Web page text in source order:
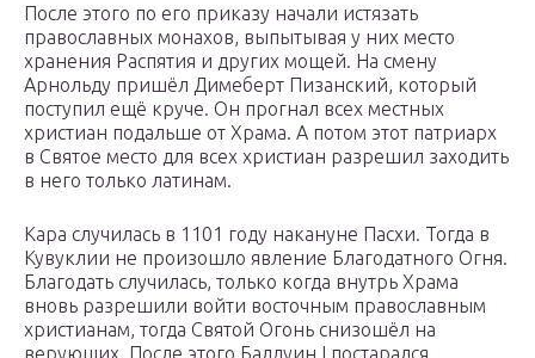
После этого по его приказу начали истязать
православных монахов, выпытывая у них место
хранения Распятия и других мощей. На смену
Арнольду пришёл Димеберт Пизанский, который
поступил ещё круче. Он прогнал всех местных
христиан подальше от Храма. А потом этот патриарх
в Святое место для всех христиан разрешил заходить
в него только латинам.
Кара случилась в 1101 году накануне Пасхи. Тогда в
Кувуклии не произошло явление Благодатного Огня.
Благодать случилась, только когда внутрь Храма
вновь разрешили войти восточным православным
христианам, тогда Святой Огонь снизошёл на
верующих. После этого Балдуин I постарался